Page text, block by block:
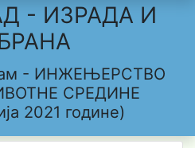
- ИЗРАДА И
- ИНЖЕЊЕРСТВО
СРЕДИНЕ
2021 године)